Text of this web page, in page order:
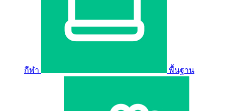
กีฬา พื้นฐาน